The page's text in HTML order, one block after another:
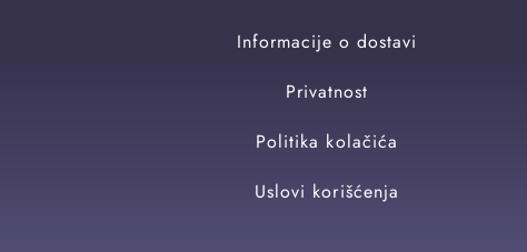
Informacije o dostavi
Privatnost
Politika kolačića
Uslovi korišćenja